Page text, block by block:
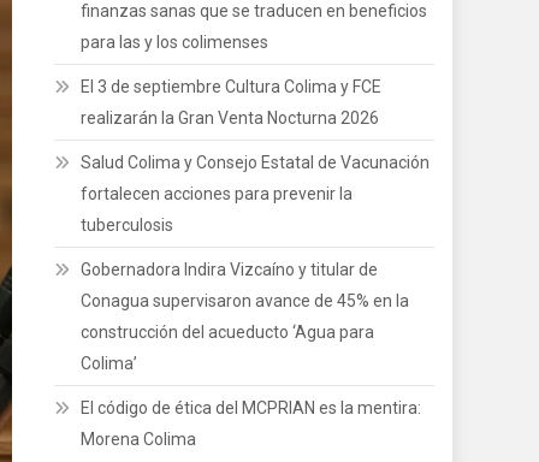
finanzas sanas que se traducen en beneficios
para las y los colimenses
El 3 de septiembre Cultura Colima y FCE
realizarán la Gran Venta Nocturna 2026
Salud Colima y Consejo Estatal de Vacunación
fortalecen acciones para prevenir la
tuberculosis
Gobernadora Indira Vizcaíno y titular de
Conagua supervisaron avance de 45% en la
construcción del acueducto ‘Agua para
Colima’
El código de ética del MCPRIAN es la mentira:
Morena Colima